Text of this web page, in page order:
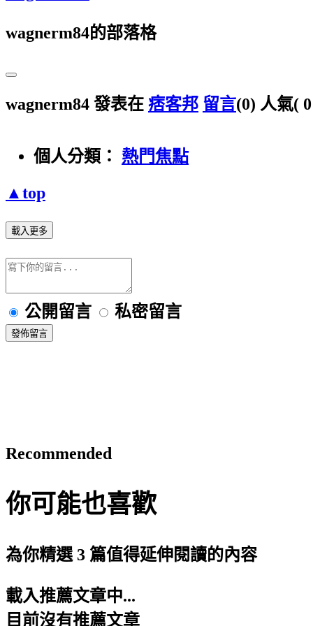
wagnerm84的部落格
wagnerm84 發表在 痞客邦 留言(0) 人氣(
個人分類： 熱門焦點
▲top
載入更多
公開留言 私密留言
發佈留言
Recommended
你可能也喜歡
為你精選 3 篇值得延伸閱讀的內容
載入推薦文章中...
目前沒有推薦文章